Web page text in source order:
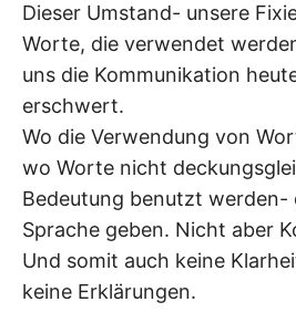
Dieser Umstand- unsere
Worte, die verwendet
uns die Kommunikation
erschwert.
Wo die Verwendung von
wo Worte nicht
Bedeutung benutzt werden-
Sprache geben. Nicht aber
Und somit auch keine
keine Erklärungen.